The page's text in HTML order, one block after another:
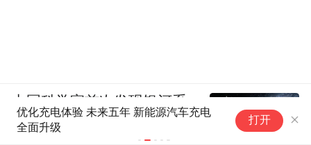
优化充电体验 未来五年 新能源汽车充电
全面升级
打开
中国科学家首次发现银河系
外围气体盘呈现波纹状褶皱